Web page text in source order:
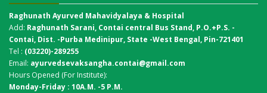
Raghunath Ayurved Mahavidyalaya & Hospital
Add: Raghunath Sarani, Contai central Bus Stand, P.O.+P.S. -
Contai, Dist. -Purba Medinipur, State -West Bengal, Pin-721401
Tel : (03220)-289255
Email: ayurvedsevaksangha.contai@gmail.com
Hours Opened (For Institute):
Monday-Friday : 10A.M. -5 P.M.